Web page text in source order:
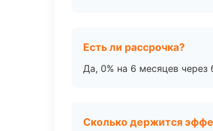
Есть ли рассрочка?
Да, 0% на 6 месяцев через
Сколько держится